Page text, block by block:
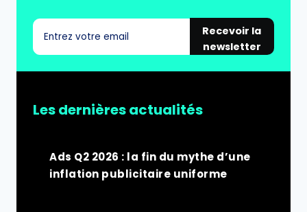
Recevoir la
newsletter
Les dernières actualités
Ads Q2 2026 : la fin du mythe d’une
inflation publicitaire uniforme